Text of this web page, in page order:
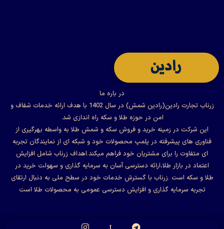
در باره ما
زرناب تجارت رادین(رادین شمش) در سال 1402 با هدف ارائه خدمات شفاف و
امن در حوزه طلا و سکه راه اندازی شد.
این شرکت در زمینه خرید و فروش سکه و شمش طلا به واسطه بهرگیری از
فناوری های پیشرفته در پلمپ محصولات خود و شبکه ای از نمایندگان تجربه
ای متفاوت را برای مشتریان خود فراهم میکند.اهداف زرناب شامل افزایش
اعتماد در بازار طلا،ارائه دسترسی آسان به سرمایه گذاری و سهولت خرید در
طلا و سکه است .زرناب با گسترش خدمات خود در سطح ملی به دنبال ارتقای
تجربه سرمایه گذاری و افزایش دسترسی عمومی به محصولات طلا است